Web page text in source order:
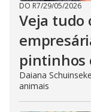
DO R7/29/05/2026
Veja tudo
pintinhos
Daiana
animais